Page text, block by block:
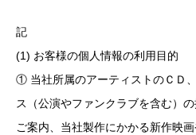
記
(1) お客様の個人情報の利用目的
① 当社所属のアーティストのＣＤ
ス（公演やファンクラブを含む）
ご案内、当社製作にかかる新作映